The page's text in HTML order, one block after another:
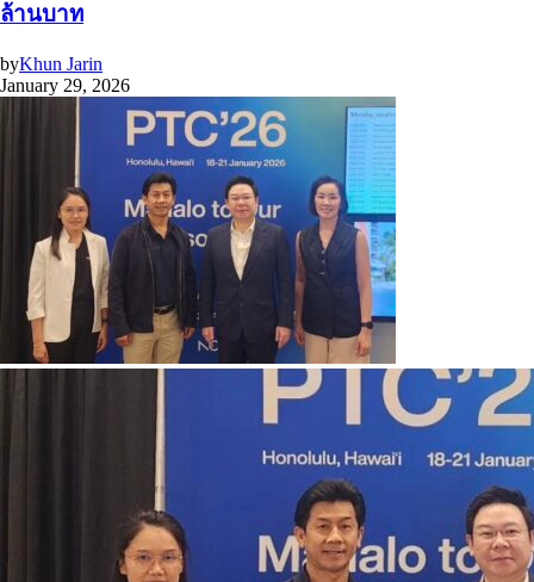
ล้านบาท
byKhun Jarin
January 29, 2026